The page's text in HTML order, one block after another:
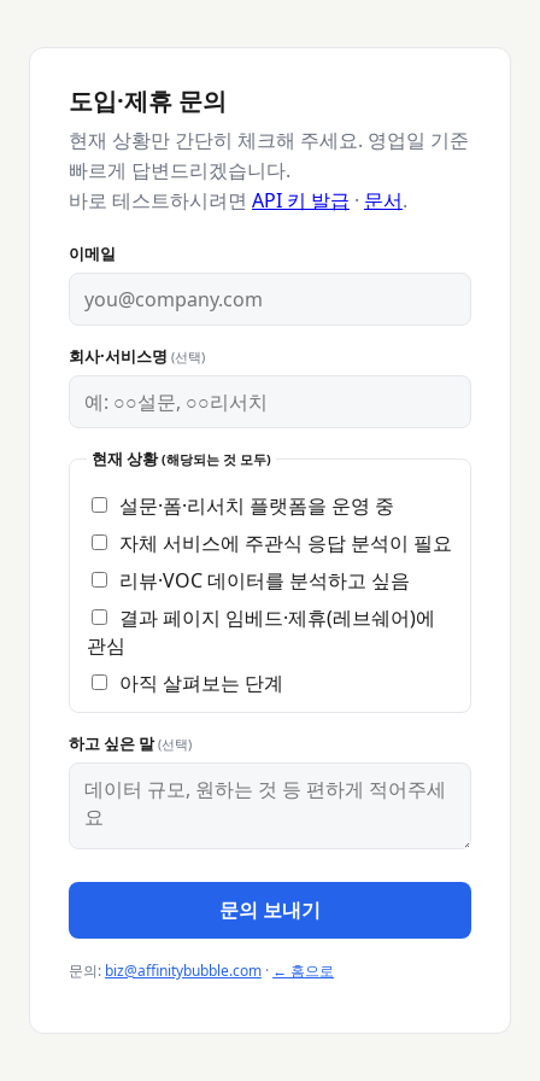
도입·제휴 문의
현재 상황만 간단히 체크해 주세요. 영업일 기준
빠르게 답변드리겠습니다.
바로 테스트하시려면 API 키 발급 · 문서.
이메일
회사·서비스명 (선택)
현재 상황(해당되는 것 모두)
설문·폼·리서치 플랫폼을 운영 중
자체 서비스에 주관식 응답 분석이 필요
리뷰·VOC 데이터를 분석하고 싶음
결과 페이지 임베드·제휴(레브쉐어)에
관심
아직 살펴보는 단계
하고 싶은 말(선택)
문의 보내기
문의: biz@affinitybubble.com · ← 홈으로